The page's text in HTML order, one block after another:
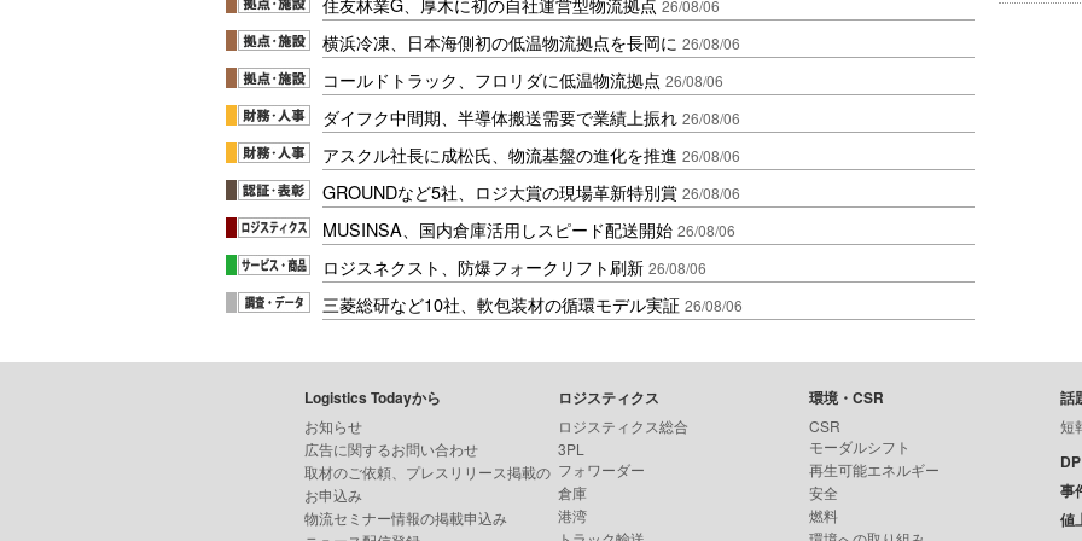
26/08/06
横浜冷凍、日本海側初の低温物流拠点を長岡に 26/08/06
コールドトラック、フロリダに低温物流拠点 26/08/06
ダイフク中間期、半導体搬送需要で業績上振れ 26/08/06
アスクル社長に成松氏、物流基盤の進化を推進 26/08/06
GROUNDなど5社、ロジ大賞の現場革新特別賞 26/08/06
MUSINSA、国内倉庫活用しスピード配送開始 26/08/06
ロジスネクスト、防爆フォークリフト刷新 26/08/06
三菱総研など10社、軟包装材の循環モデル実証 26/08/06
Logistics Todayから
お知らせ
広告に関するお問い合わせ
取材のご依頼、プレスリリース掲載の
お申込み
物流セミナー情報の掲載申込み
ロジスティクス
ロジスティクス総合
3PL
フォワーダー
倉庫
港湾
環境・CSR
CSR
モーダルシフト
再生可能エネルギー
安全
燃料
話
短
事
値